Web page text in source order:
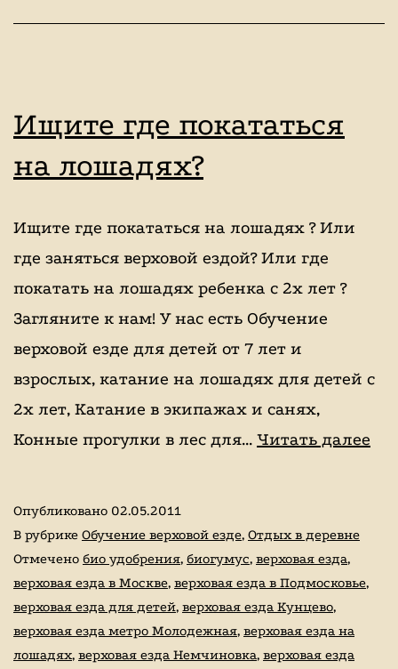
Ищите где покататься
на лошадях?
Ищите где покататься на лошадях ? Или
где заняться верховой ездой? Или где
покатать на лошадях ребенка с 2х лет ?
Загляните к нам! У нас есть Обучение
верховой езде для детей от 7 лет и
взрослых, катание на лошадях для детей с
2х лет, Катание в экипажах и санях,
Конные прогулки в лес для… Читать далее
Опубликовано 02.05.2011
В рубрике Обучение верховой езде, Отдых в деревне
Отмечено био удобрения, биогумус, верховая езда,
верховая езда в Москве, верховая езда в Подмосковье,
верховая езда для детей, верховая езда Кунцево,
верховая езда метро Молодежная, верховая езда на
лошадях, верховая езда Немчиновка, верховая езда